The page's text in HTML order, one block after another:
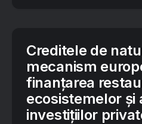
Creditele de
mecanism
finanțarea
ecosistemelor și
investițiilor